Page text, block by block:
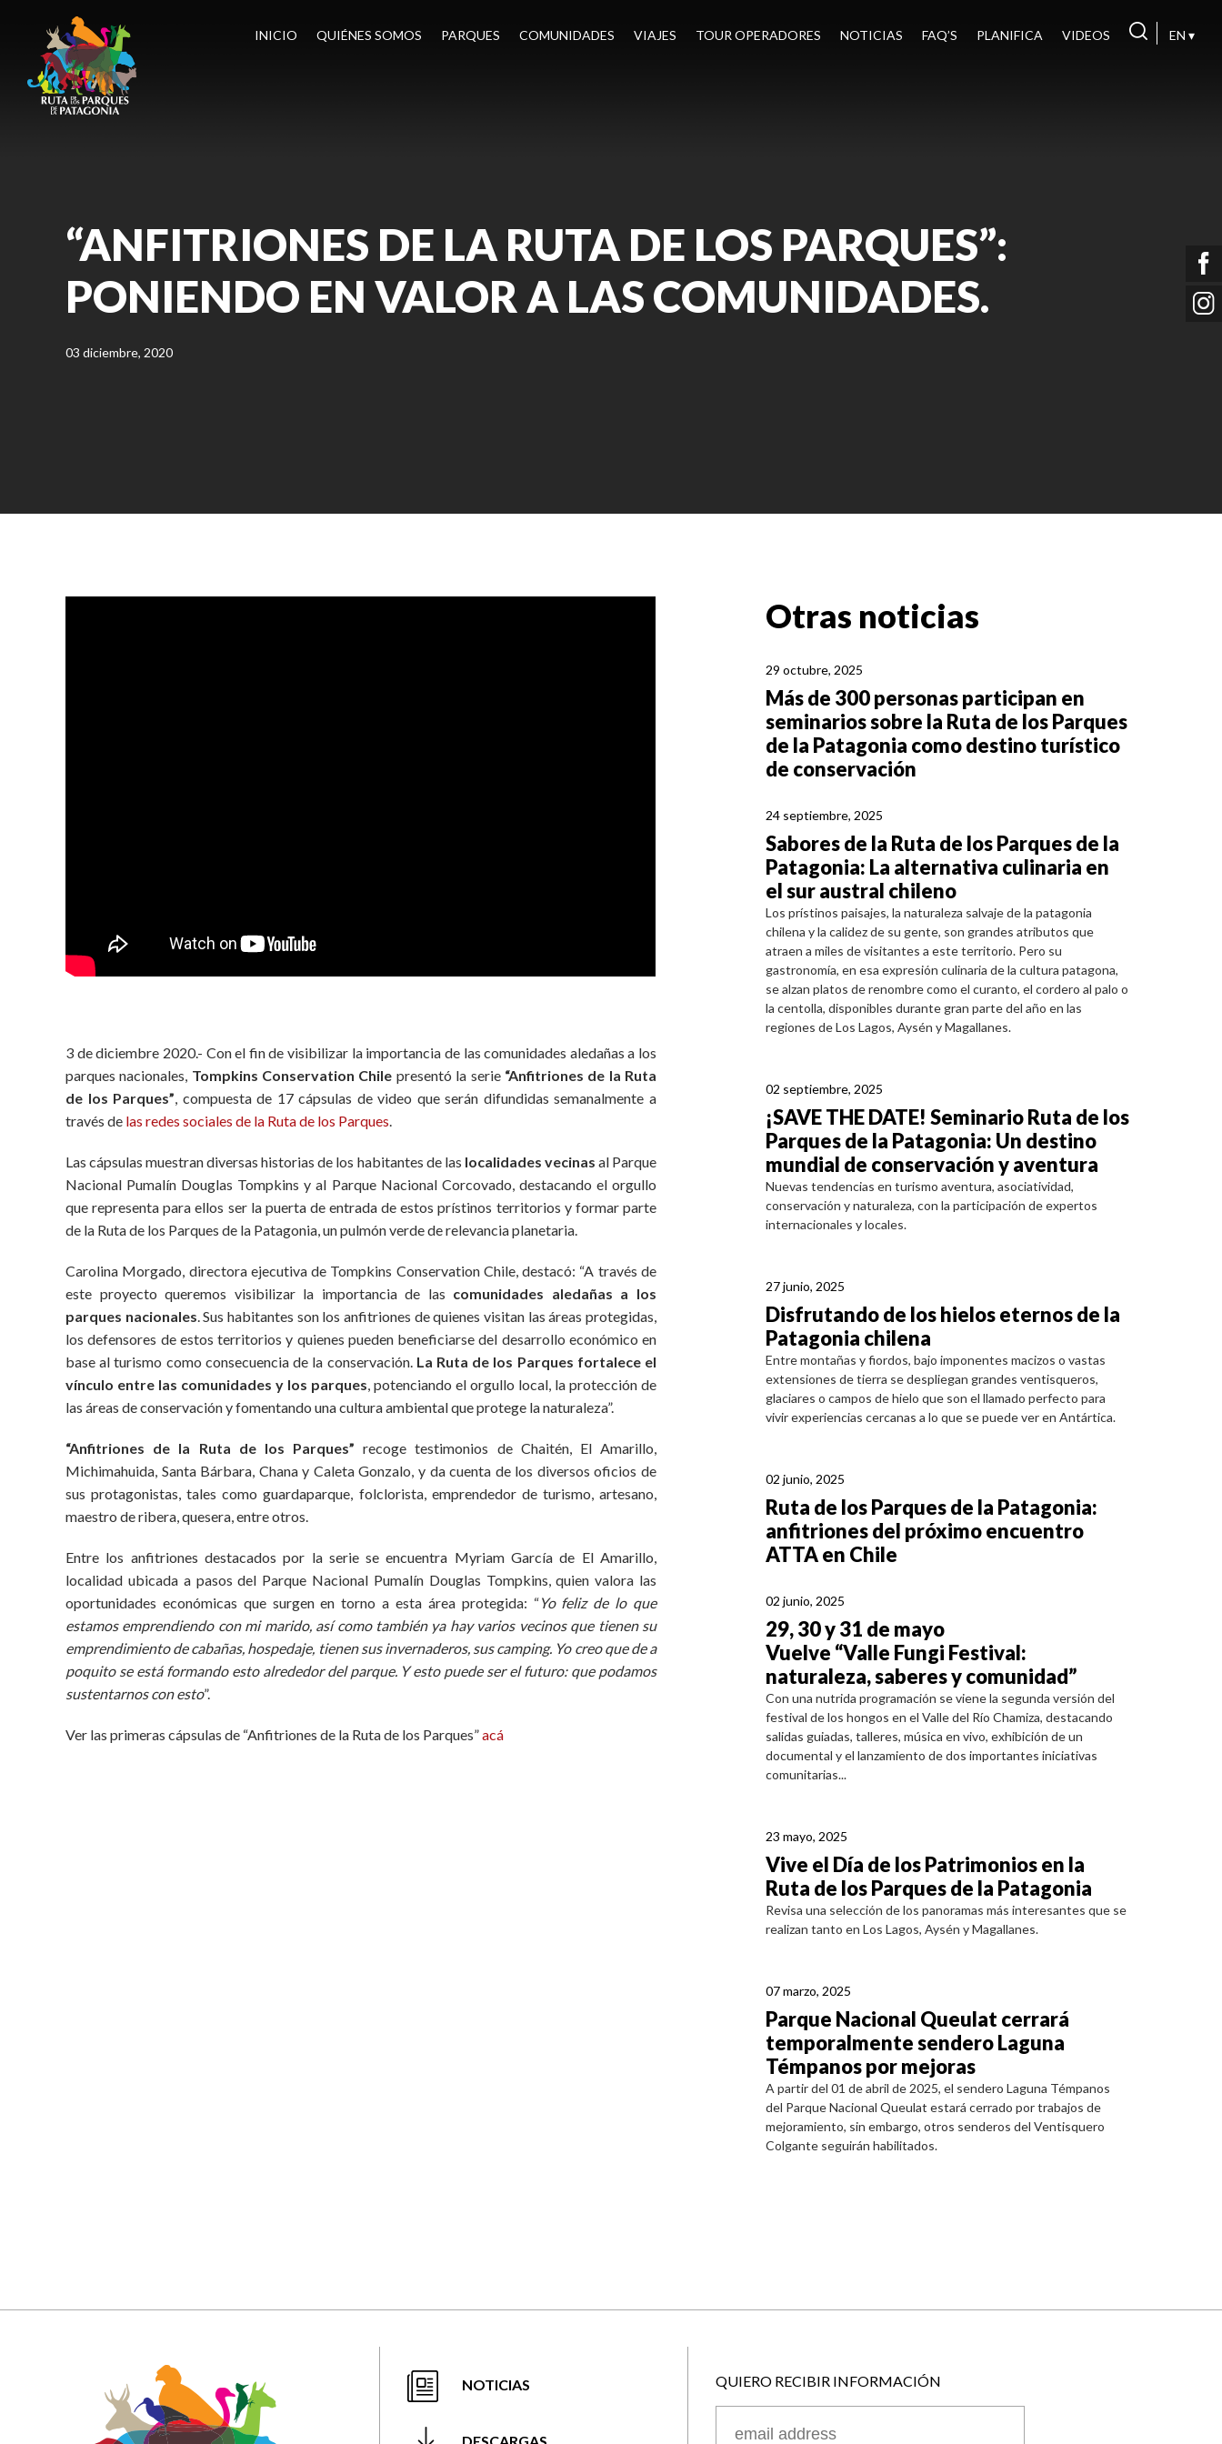
INICIO QUIÉNES SOMOS PARQUES COMUNIDADES VIAJES TOUR OPERADORES NOTICIAS FAQ’S PLANIFICA VIDEOS EN ▾
“ANFITRIONES DE LA RUTA DE LOS PARQUES”:
PONIENDO EN VALOR A LAS COMUNIDADES.
03 diciembre, 2020
3 de diciembre 2020.- Con el fin de visibilizar la importancia de las comunidades aledañas a los
parques nacionales, Tompkins Conservation Chile presentó la serie “Anfitriones de la Ruta
de los Parques”, compuesta de 17 cápsulas de video que serán difundidas semanalmente a
través de las redes sociales de la Ruta de los Parques.
Las cápsulas muestran diversas historias de los habitantes de las localidades vecinas al Parque
Nacional Pumalín Douglas Tompkins y al Parque Nacional Corcovado, destacando el orgullo
que representa para ellos ser la puerta de entrada de estos prístinos territorios y formar parte
de la Ruta de los Parques de la Patagonia, un pulmón verde de relevancia planetaria.
Carolina Morgado, directora ejecutiva de Tompkins Conservation Chile, destacó: “A través de
este proyecto queremos visibilizar la importancia de las comunidades aledañas a los
parques nacionales. Sus habitantes son los anfitriones de quienes visitan las áreas protegidas,
los defensores de estos territorios y quienes pueden beneficiarse del desarrollo económico en
base al turismo como consecuencia de la conservación. La Ruta de los Parques fortalece el
vínculo entre las comunidades y los parques, potenciando el orgullo local, la protección de
las áreas de conservación y fomentando una cultura ambiental que protege la naturaleza”.
“Anfitriones de la Ruta de los Parques” recoge testimonios de Chaitén, El Amarillo,
Michimahuida, Santa Bárbara, Chana y Caleta Gonzalo, y da cuenta de los diversos oficios de
sus protagonistas, tales como guardaparque, folclorista, emprendedor de turismo, artesano,
maestro de ribera, quesera, entre otros.
Entre los anfitriones destacados por la serie se encuentra Myriam García de El Amarillo,
localidad ubicada a pasos del Parque Nacional Pumalín Douglas Tompkins, quien valora las
oportunidades económicas que surgen en torno a esta área protegida: “Yo feliz de lo que
estamos emprendiendo con mi marido, así como también ya hay varios vecinos que tienen su
emprendimiento de cabañas, hospedaje, tienen sus invernaderos, sus camping. Yo creo que de a
poquito se está formando esto alrededor del parque. Y esto puede ser el futuro: que podamos
sustentarnos con esto”.
Ver las primeras cápsulas de “Anfitriones de la Ruta de los Parques”acá
Otras noticias
29 octubre, 2025
Más de 300 personas participan en
seminarios sobre la Ruta de los Parques
de la Patagonia como destino turístico
de conservación
24 septiembre, 2025
Sabores de la Ruta de los Parques de la
Patagonia: La alternativa culinaria en
el sur austral chileno
Los prístinos paisajes, la naturaleza salvaje de la patagonia
chilena y la calidez de su gente, son grandes atributos que
atraen a miles de visitantes a este territorio. Pero su
gastronomía, en esa expresión culinaria de la cultura patagona,
se alzan platos de renombre como el curanto, el cordero al palo o
la centolla, disponibles durante gran parte del año en las
regiones de Los Lagos, Aysén y Magallanes.
02 septiembre, 2025
¡SAVE THE DATE! Seminario Ruta de los
Parques de la Patagonia: Un destino
mundial de conservación y aventura
Nuevas tendencias en turismo aventura, asociatividad,
conservación y naturaleza, con la participación de expertos
internacionales y locales.
27 junio, 2025
Disfrutando de los hielos eternos de la
Patagonia chilena
Entre montañas y fiordos, bajo imponentes macizos o vastas
extensiones de tierra se despliegan grandes ventisqueros,
glaciares o campos de hielo que son el llamado perfecto para
vivir experiencias cercanas a lo que se puede ver en Antártica.
02 junio, 2025
Ruta de los Parques de la Patagonia:
anfitriones del próximo encuentro
ATTA en Chile
02 junio, 2025
29, 30 y 31 de mayo
Vuelve “Valle Fungi Festival:
naturaleza, saberes y comunidad”
Con una nutrida programación se viene la segunda versión del
festival de los hongos en el Valle del Río Chamiza, destacando
salidas guiadas, talleres, música en vivo, exhibición de un
documental y el lanzamiento de dos importantes iniciativas
comunitarias...
23 mayo, 2025
Vive el Día de los Patrimonios en la
Ruta de los Parques de la Patagonia
Revisa una selección de los panoramas más interesantes que se
realizan tanto en Los Lagos, Aysén y Magallanes.
07 marzo, 2025
Parque Nacional Queulat cerrará
temporalmente sendero Laguna
Témpanos por mejoras
A partir del 01 de abril de 2025, el sendero Laguna Témpanos
del Parque Nacional Queulat estará cerrado por trabajos de
mejoramiento, sin embargo, otros senderos del Ventisquero
Colgante seguirán habilitados.
NOTICIAS QUIERO RECIBIR INFORMACIÓN